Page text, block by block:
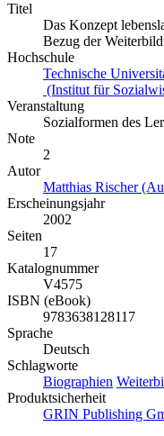
Titel
Das Konzept
Bezug der
Hochschule
Technische
(Institut für
Veranstaltung
Sozialformen des
Note
2
Autor
Matthias Rischer
Erscheinungsjahr
2002
Seiten
17
Katalognummer
V4575
ISBN (eBook)
9783638128117
Sprache
Deutsch
Schlagworte
Biographien
Produktsicherheit
GRIN Publishing